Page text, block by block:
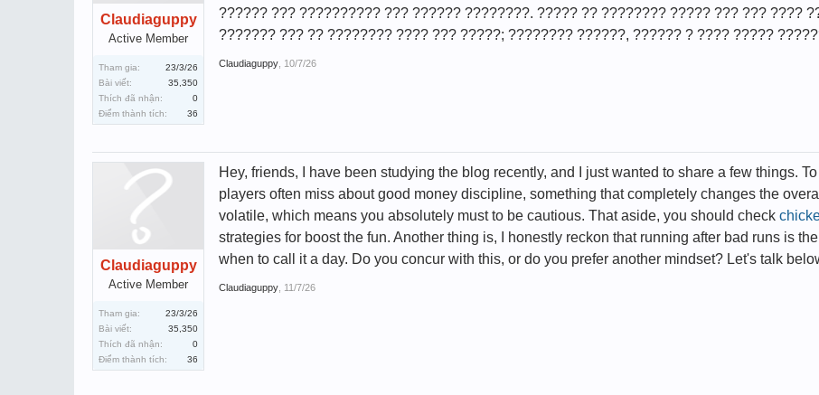
Claudiaguppy
Active Member
Tham gia:
23/3/26
Bài viết:
35,350
Thích đã nhận:
0
Điểm thành tích:
36
?????? ??? ?????????? ??? ?????? ????????. ????? ?? ???????? ????? ??? ??? ????
??????? ??? ?? ???????? ???? ??? ?????; ???????? ??????, ?????? ? ???? ?????
Claudiaguppy 10/7/26
Claudiaguppy
Active Member
Tham gia:
23/3/26
Bài viết:
35,350
Thích đã nhận:
0
Điểm thành tích:
36
Hey, friends, I have been studying the blog recently, and I just wanted to share a few things.
players often miss about good money discipline, something that completely changes the
volatile, which means you absolutely must to be cautious. That aside, you should check
strategies for boost the fun. Another thing is, I honestly reckon that running after bad runs is
when to call it a day. Do you concur with this, or do you prefer another mindset? Let's talk
Claudiaguppy 11/7/26